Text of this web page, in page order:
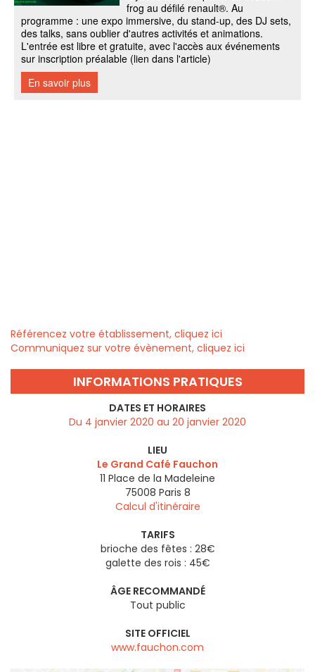
Référencez votre établissement, cliquez ici
Communiquez sur votre évènement, cliquez ici
INFORMATIONS PRATIQUES
DATES ET HORAIRES
Du 4 janvier 2020 au 20 janvier 2020
LIEU
Le Grand Café Fauchon
11 Place de la Madeleine
75008 Paris 8
Calcul d'itinéraire
TARIFS
brioche des fêtes : 28€
galette des rois : 45€
ÂGE RECOMMANDÉ
Tout public
SITE OFFICIEL
www.fauchon.com